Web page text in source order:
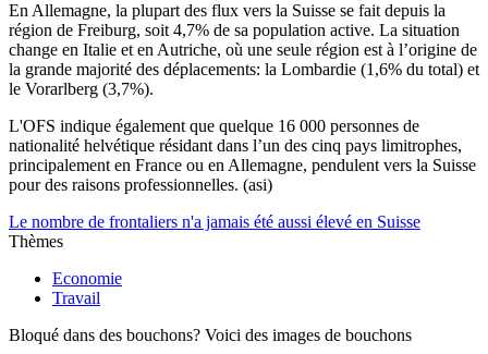
En Allemagne, la plupart des flux vers la Suisse se fait depuis la
région de Freiburg, soit 4,7% de sa population active. La situation
change en Italie et en Autriche, où une seule région est à l’origine de
la grande majorité des déplacements: la Lombardie (1,6% du total) et
le Vorarlberg (3,7%).
L'OFS indique également que quelque 16 000 personnes de
nationalité helvétique résidant dans l’un des cinq pays limitrophes,
principalement en France ou en Allemagne, pendulent vers la Suisse
pour des raisons professionnelles. (asi)
Le nombre de frontaliers n'a jamais été aussi élevé en Suisse
Thèmes
Economie
Travail
Bloqué dans des bouchons? Voici des images de bouchons